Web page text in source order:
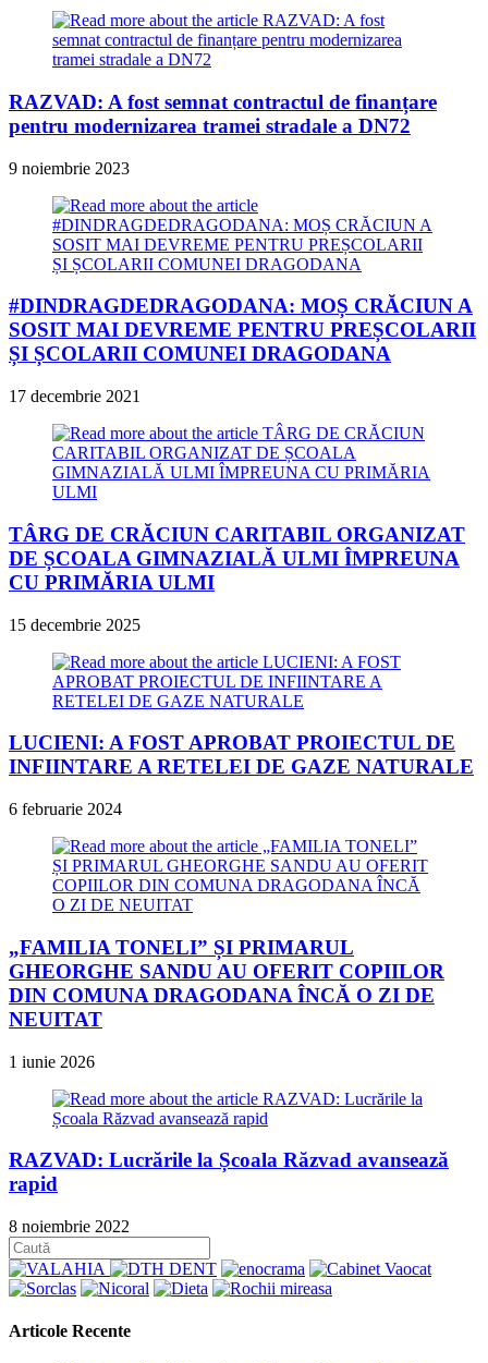
RAZVAD: A fost semnat contractul de finanțare
pentru modernizarea tramei stradale a DN72
9 noiembrie 2023
#DINDRAGDEDRAGODANA: MOȘ CRĂCIUN A
SOSIT MAI DEVREME PENTRU PREȘCOLARII
ȘI ȘCOLARII COMUNEI DRAGODANA
17 decembrie 2021
TÂRG DE CRĂCIUN CARITABIL ORGANIZAT
DE ȘCOALA GIMNAZIALĂ ULMI ÎMPREUNA
CU PRIMĂRIA ULMI
15 decembrie 2025
LUCIENI: A FOST APROBAT PROIECTUL DE
INFIINTARE A RETELEI DE GAZE NATURALE
6 februarie 2024
„FAMILIA TONELI” ȘI PRIMARUL
GHEORGHE SANDU AU OFERIT COPIILOR
DIN COMUNA DRAGODANA ÎNCĂ O ZI DE
NEUITAT
1 iunie 2026
RAZVAD: Lucrările la Școala Răzvad avansează
rapid
8 noiembrie 2022
Articole Recente